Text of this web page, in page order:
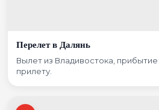
Перелет в Далянь
Вылет из Владивостока,
прилету.